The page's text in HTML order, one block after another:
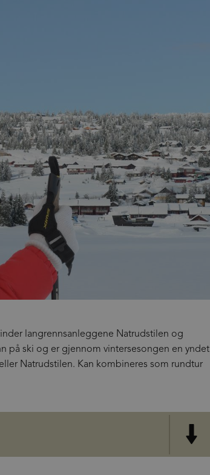
langrennsanleggene Natrudstilen og
på ski og er gjennom vintersesongen en yndet
Natrudstilen. Kan kombineres som rundtur